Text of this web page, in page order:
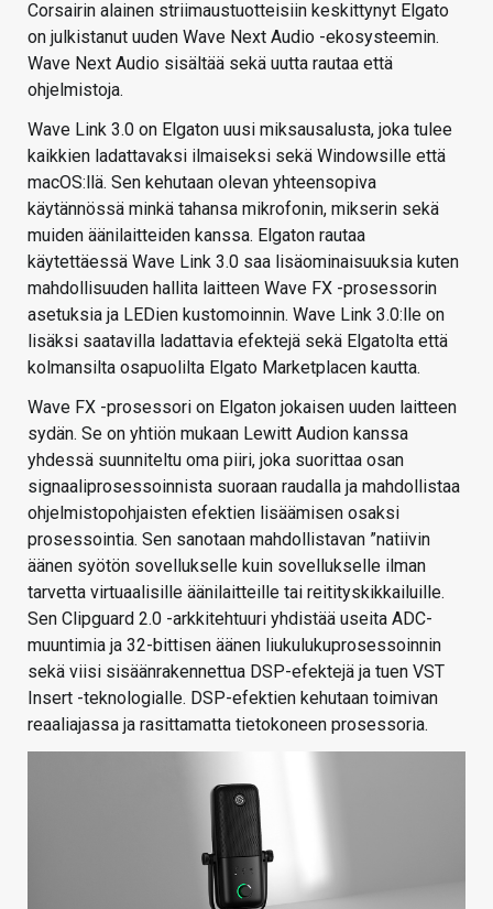
Corsairin alainen striimaustuotteisiin keskittynyt Elgato
on julkistanut uuden Wave Next Audio -ekosysteemin.
Wave Next Audio sisältää sekä uutta rautaa että
ohjelmistoja.
Wave Link 3.0 on Elgaton uusi miksausalusta, joka tulee
kaikkien ladattavaksi ilmaiseksi sekä Windowsille että
macOS:llä. Sen kehutaan olevan yhteensopiva
käytännössä minkä tahansa mikrofonin, mikserin sekä
muiden äänilaitteiden kanssa. Elgaton rautaa
käytettäessä Wave Link 3.0 saa lisäominaisuuksia kuten
mahdollisuuden hallita laitteen Wave FX -prosessorin
asetuksia ja LEDien kustomoinnin. Wave Link 3.0:lle on
lisäksi saatavilla ladattavia efektejä sekä Elgatolta että
kolmansilta osapuolilta Elgato Marketplacen kautta.
Wave FX -prosessori on Elgaton jokaisen uuden laitteen
sydän. Se on yhtiön mukaan Lewitt Audion kanssa
yhdessä suunniteltu oma piiri, joka suorittaa osan
signaaliprosessoinnista suoraan raudalla ja mahdollistaa
ohjelmistopohjaisten efektien lisäämisen osaksi
prosessointia. Sen sanotaan mahdollistavan ”natiivin
äänen syötön sovellukselle kuin sovellukselle ilman
tarvetta virtuaalisille äänilaitteille tai reitityskikkailuille.
Sen Clipguard 2.0 -arkkitehtuuri yhdistää useita ADC-
muuntimia ja 32-bittisen äänen liukulukuprosessoinnin
sekä viisi sisäänrakennettua DSP-efektejä ja tuen VST
Insert -teknologialle. DSP-efektien kehutaan toimivan
reaaliajassa ja rasittamatta tietokoneen prosessoria.